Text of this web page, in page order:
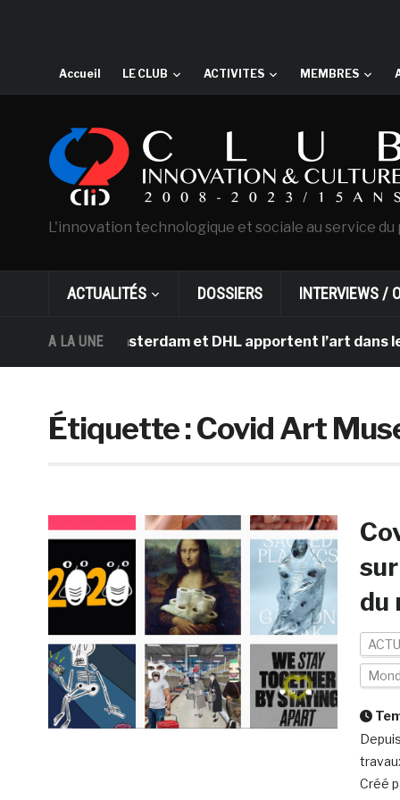
Accueil LE CLUB ACTIVITES MEMBRES
L'innovation technologique et sociale au service
ACTUALITÉS DOSSIERS INTERVIEWS /
A LA UNE
Gogh d’Amsterdam et DHL apportent l’art dans les
Étiquette :Covid Art
du
Créé